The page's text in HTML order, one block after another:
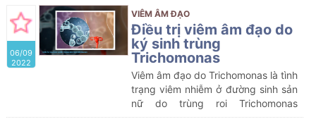
06/09
2022
VIÊM ÂM ĐẠO
Điều trị viêm âm đạo do
ký sinh trùng
Trichomonas
Viêm âm đạo do Trichomonas là tình
trạng viêm nhiễm ở đường sinh sản
nữ do trùng roi Trichomonas
vaginalis gây ra. Đây là một trong